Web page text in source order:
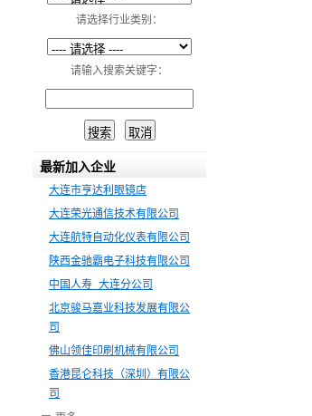
请选择行业类别：
请输入搜索关键字：
最新加入企业
大连市亨达利眼镜店
大连荣光通信技术有限公司
大连航特自动化仪表有限公司
陕西金驰霸电子科技有限公司
中国人寿 大连分公司
北京骏马嘉业科技发展有限公
司
佛山领佳印刷机械有限公司
香港昆仑科技（深圳）有限公
司